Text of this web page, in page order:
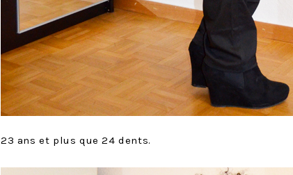
23 ans et plus que 24 dents.